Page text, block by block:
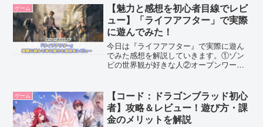
ゲーム
【魅力と感想を初心者目線でレビ
ュー】「ライフアフター」で実際
に遊んでみた！
今日は『ライフアフター』で実際に遊ん
でみた感想を解説していきます。①ゾン
ビの世界観が好きな人②オープンワール
のが『ライフアフター』です！綺麗なグ
ラフィックな世界観でゾクゾクを味わい
たい方は是非ダウンロードしてみてくだ
さいね。
ゲーム
【コード：ドラゴンブラッド初心
者】攻略＆レビュー！遊び方・課
金のメリットを解説